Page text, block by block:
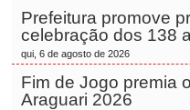
Prefeitura promove
celebração dos 138
qui, 6 de agosto de 2026
Fim de Jogo premia
Araguari 2026